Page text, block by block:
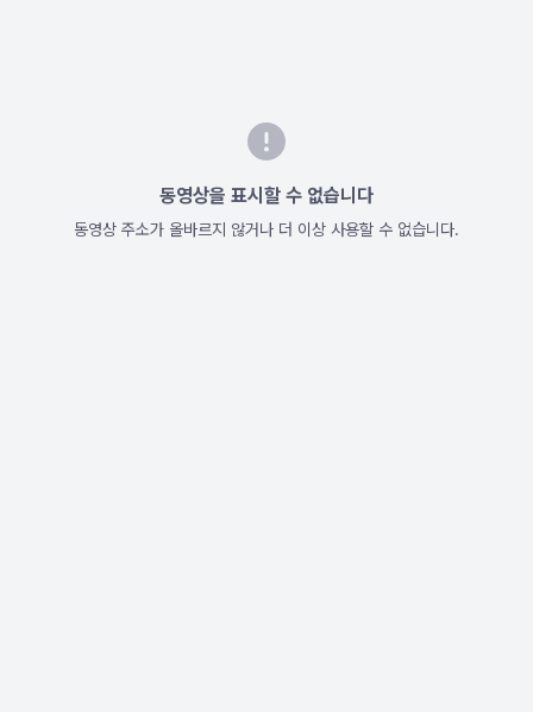
동영상을 표시할 수 없습니다
동영상 주소가 올바르지 않거나 더 이상 사용할 수 없습니다.